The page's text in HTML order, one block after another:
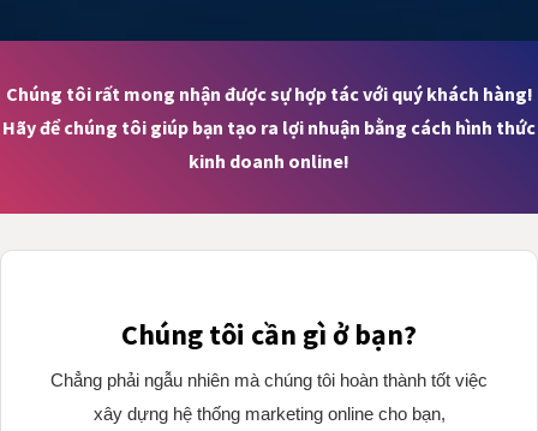
Chúng tôi rất mong nhận được sự hợp tác với quý khách hàng!
Hãy để chúng tôi giúp bạn tạo ra lợi nhuận bằng cách hình thức
kinh doanh online!
Chúng tôi cần gì ở bạn?
Chẳng phải ngẫu nhiên mà chúng tôi hoàn thành tốt việc
xây dựng hệ thống marketing online cho bạn,